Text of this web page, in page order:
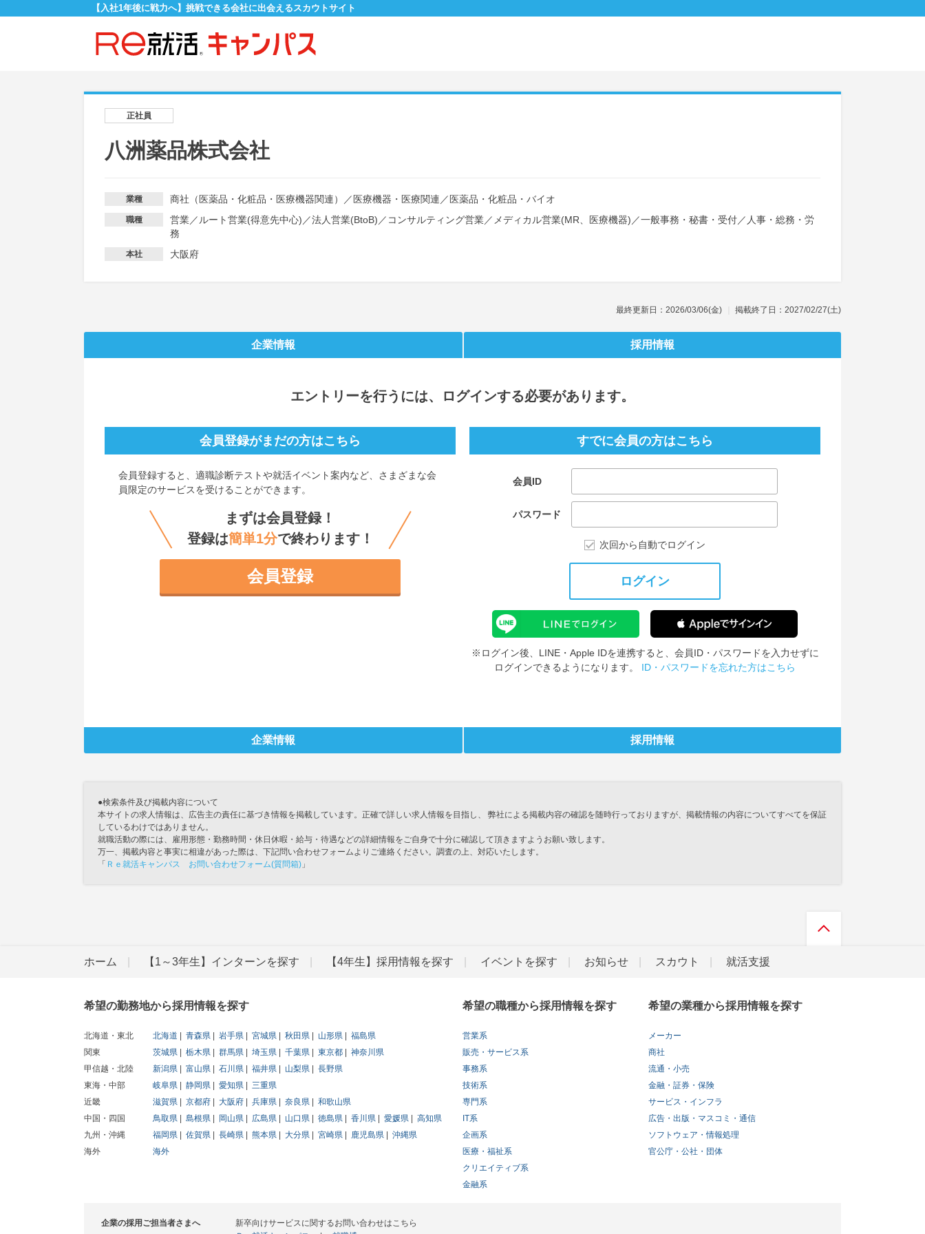
【入社1年後に戦力へ】挑戦できる会社に出会えるスカウトサイト
正社員
八洲薬品株式会社
業種 商社（医薬品・化粧品・医療機器関連） ／ 医療機器・医療関連 ／ 医薬品・化粧品・バイオ
職種 営業／ ルート営業(得意先中心) ／法人営業(BtoB) ／ コンサルティング営業／ メディカル営業(MR、医療機器) ／一般事務・秘書・受付／ 人事・総務・労
務
本社 大阪府
最終更新日：2026/03/06(金) 掲載終了日：2027/02/27(土)
企業情報 採用情報
エントリーを行うには、ログインする必要があります。
すでに会員の方はこちら
会員ID
パスワード
次回から自動でログイン
ログイン
※ログイン後、LINE・Apple IDを連携すると、会員ID・パスワードを入力せずに
ログインできるようになります。 ID・パスワードを忘れた方はこちら
会員登録がまだの方はこちら
会員登録すると、 適職診断テストや就活イベント案内など、さまざまな会
員限定のサービスを受けることができます。
まずは会員登録！
登録は簡単1分で終わります！
会員登録
企業情報 採用情報
●検索条件及び掲載内容について
本サイトの求人情報は、広告主の責任に基づき情報を掲載しています。正確で詳しい求人情報を目指し、 弊社による掲載内容の確認を随時行っておりますが、掲載情報の内容についてすべてを保証
しているわけではありません。
就職活動の際には、雇用形態・勤務時間・休日休暇・給与・待遇などの詳細情報をご自身で十分に確認して頂きますようお願い致します。
万一、掲載内容と事実に相違があった際は、下記問い合わせフォームよりご連絡ください。調査の上、対応いたします。
「 Ｒｅ就活キャンパス お問い合わせフォーム(質問箱) 」
ホーム 【1～3年生】インターンを探す 【4年生】採用情報を探す イベントを探す お知らせ スカウト 就活支援
希望の勤務地から採用情報を探す
北海道・東北 北海道 青森県 岩手県 宮城県 秋田県 山形県
福島県
関東
茨城県 栃木県 群馬県 埼玉県 千葉県 東京都
神奈川県
甲信越・北陸
新潟県 富山県 石川県 福井県 山梨県
長野県
東海・中部
岐阜県 静岡県 愛知県
三重県
近畿
滋賀県 京都府 大阪府 兵庫県 奈良県
和歌山県
中国・四国
鳥取県 島根県 岡山県 広島県 山口県 徳島県 香川県 愛媛県
高知県
九州・沖縄
福岡県 佐賀県 長崎県 熊本県 大分県 宮崎県 鹿児島県
沖縄県
海外
海外
希望の職種から採用情報を探す
営業系
販売・サービス系
事務系
技術系
専門系
IT系
企画系
医療・福祉系
クリエイティブ系
金融系
希望の業種から採用情報を探す
メーカー
商社
流通・小売
金融・証券・保険
サービス・インフラ
広告・出版・マスコミ・通信
ソフトウェア・情報処理
官公庁・公社・団体
企業の採用ご担当者さまへ
新卒向けサービスに関するお問い合わせはこちら